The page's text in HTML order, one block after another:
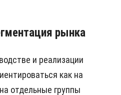
рынка
и реализации
как на
отдельные группы